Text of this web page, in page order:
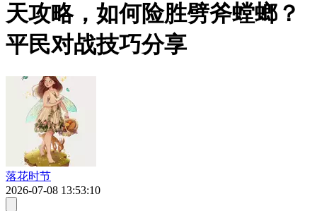
天攻略，如何险胜劈斧螳螂？
平民对战技巧分享
落花时节
2026-07-08 13:53:10